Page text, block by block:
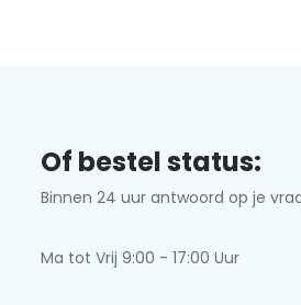
Of bestel status:
Binnen 24 uur antwoord op je
Ma tot Vrij 9:00 - 17:00 Uur